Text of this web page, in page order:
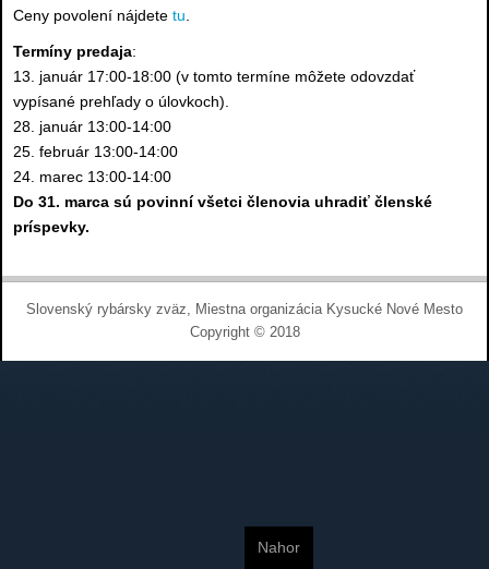
Ceny povolení nájdete tu
Termíny predaja:
13. január 17:00-18:00 (v tomto termíne môžete odovzdať
vypísané prehľady o úlovkoch).
28. január 13:00-14:00
25. február 13:00-14:00
24. marec 13:00-14:00
Do 31. marca sú povinní všetci členovia uhradiť členské
príspevky.
Slovenský rybársky zväz, Miestna organizácia Kysucké Nové Mesto
Copyright © 2018
Nahor